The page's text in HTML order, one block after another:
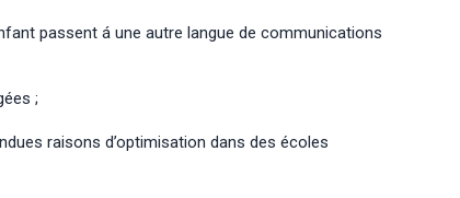
passent á une autre langue de communications
;
raisons d’optimisation dans des écoles